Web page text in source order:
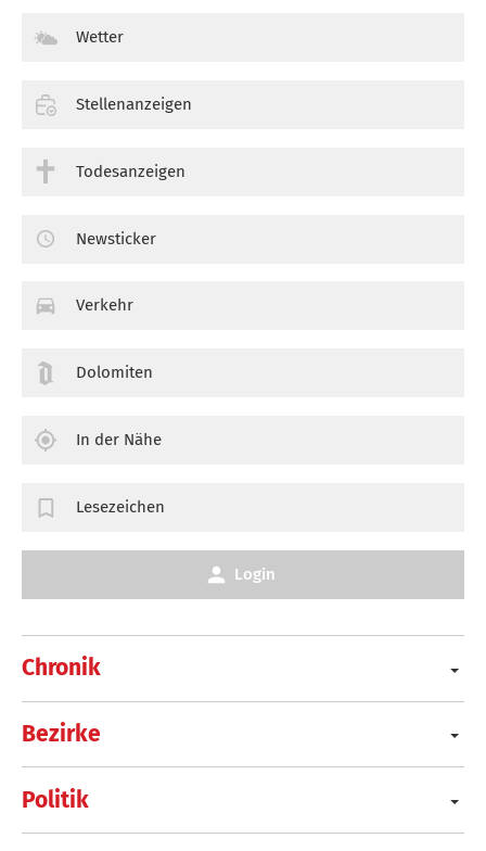
Chronik
Bezirke
Politik
Wetter
Stellenanzeigen
Todesanzeigen
Newsticker
Verkehr
Dolomiten
In der Nähe
Lesezeichen
Login